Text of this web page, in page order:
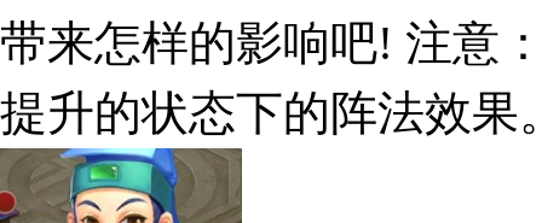
带来怎样的影响吧! 注意
提升的状态下的阵法效果